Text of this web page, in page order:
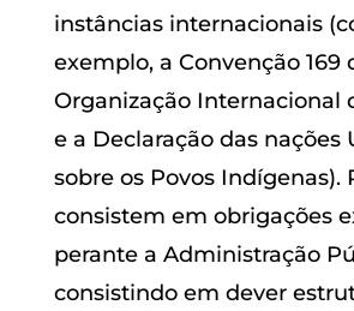
instâncias internacionais
exemplo, a Convenção 169
Organização Internacional
e a Declaração das nações
sobre os Povos Indígenas).
consistem em obrigações
perante a Administração
consistindo em dever